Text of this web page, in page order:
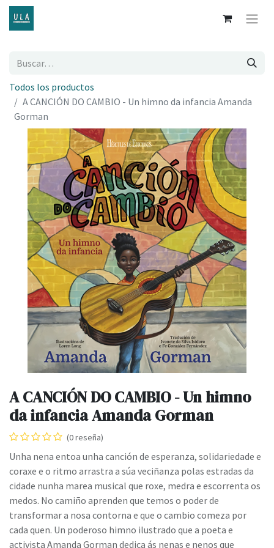
Todos los productos
A CANCIÓN DO CAMBIO - Un himno da infancia Amanda
Gorman
A CANCIÓN DO CAMBIO - Un himno
da infancia Amanda Gorman
(0 reseña)
Unha nena entoa unha canción de esperanza, solidariedade e
coraxe e o ritmo arrastra a súa veciñanza polas estradas da
cidade nunha marea musical que roxe, medra e escorrenta os
medos. No camiño aprenden que temos o poder de
transformar a nosa contorna e que o cambio comeza por
cada quen. Un poderoso himno ilustrado que a poeta e
activista Amanda Gorman dedica ás nenas e nenos que